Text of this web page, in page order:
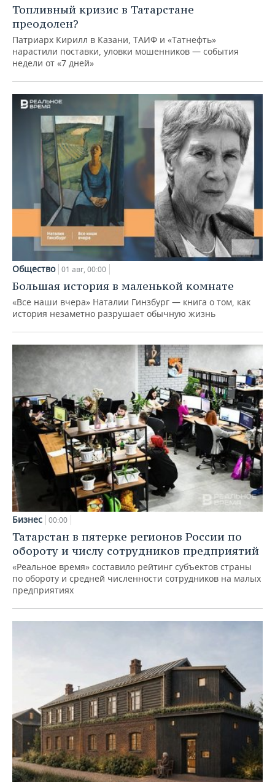
Топливный кризис в Татарстане
преодолен?
Патриарх Кирилл в Казани, ТАИФ и «Татнефть»
нарастили поставки, уловки мошенников — события
недели от «7 дней»
Общество 01 авг, 00:00
Большая история в маленькой комнате
«Все наши вчера» Наталии Гинзбург — книга о том, как
история незаметно разрушает обычную жизнь
Бизнес 00:00
Татарстан в пятерке регионов России по
обороту и числу сотрудников предприятий
«Реальное время» составило рейтинг субъектов страны
по обороту и средней численности сотрудников на малых
предприятиях